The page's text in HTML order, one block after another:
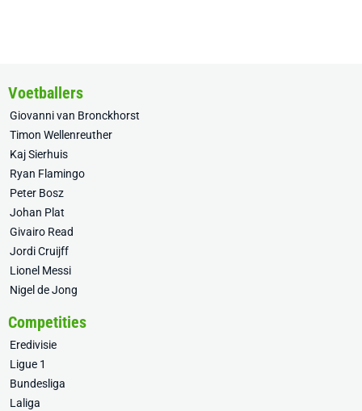
Voetballers
Giovanni van Bronckhorst
Timon Wellenreuther
Kaj Sierhuis
Ryan Flamingo
Peter Bosz
Johan Plat
Givairo Read
Jordi Cruijff
Lionel Messi
Nigel de Jong
Competities
Eredivisie
Ligue 1
Bundesliga
Laliga